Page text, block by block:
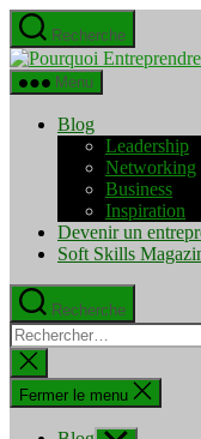
Aller
au
contenu
Recherche
Menu
Blog
Leadership
Networking
Business
Inspiration
Devenir un
Soft Skills
Recherche
Rechercher :
Fermer
la
recherche
Fermer le menu